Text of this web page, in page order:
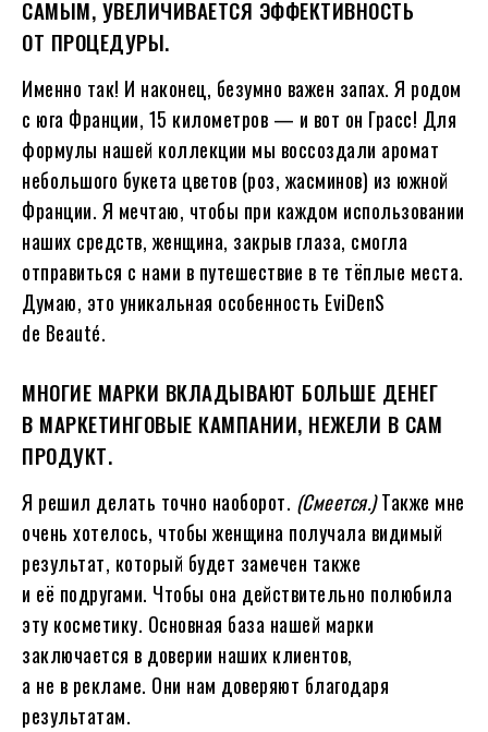
САМЫМ, УВЕЛИЧИВАЕТСЯ ЭФФЕКТИВНОСТЬ
ОТ ПРОЦЕДУРЫ.
Именно так! И наконец, безумно важен запах. Я родом
с юга Франции, 15 километров — и вот он Грасс! Для
формулы нашей коллекции мы воссоздали аромат
небольшого букета цветов (роз, жасминов) из южной
Франции. Я мечтаю, чтобы при каждом использовании
наших средств, женщина, закрыв глаза, смогла
отправиться с нами в путешествие в те тёплые места.
Думаю, это уникальная особенность EviDenS
de Beauté.
МНОГИЕ МАРКИ ВКЛАДЫВАЮТ БОЛЬШЕ ДЕНЕГ
В МАРКЕТИНГОВЫЕ КАМПАНИИ, НЕЖЕЛИ В САМ
ПРОДУКТ.
Я решил делать точно наоборот. (Смеется.)Также мне
очень хотелось, чтобы женщина получала видимый
результат, который будет замечен также
и её подругами. Чтобы она действительно полюбила
эту косметику. Основная база нашей марки
заключается в доверии наших клиентов,
а не в рекламе. Они нам доверяют благодаря
результатам.